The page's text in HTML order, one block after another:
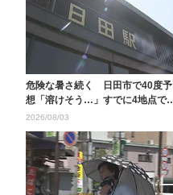
危険な暑さ続く 日田市で40度予
想「溶けそう…」すでに4地点で3
5度以上の猛暑日...
2026/08/03